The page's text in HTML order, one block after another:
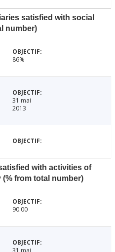
satisfied with social
number)
86%
31 mai
2013
with activities of
from total number)
90.00